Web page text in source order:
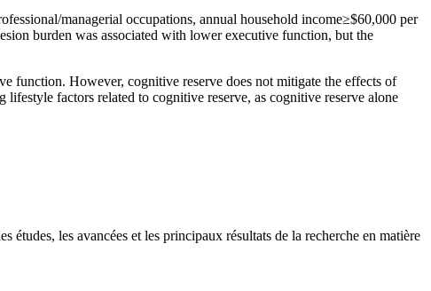
managerial occupations, annual household income≥$60,000 per
burden was associated with lower executive function, but the
function. However, cognitive reserve does not mitigate the effects of
factors related to cognitive reserve, as cognitive reserve alone
les avancées et les principaux résultats de la recherche en matière